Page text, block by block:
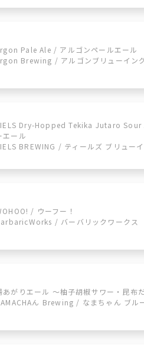
Pale Ale / アルゴンペールエール
Brewing / アルゴンブリューイン
Dry-Hopped Tekika Jutaro Sour
エール
BREWING / ティールズ ブリュー
/ ウーフー！
/ バーバリックワークス
あがりエール ～柚子胡椒サワー・昆布
ん Brewing / なまちゃん ブル